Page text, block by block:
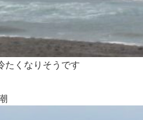
たくなりそうです